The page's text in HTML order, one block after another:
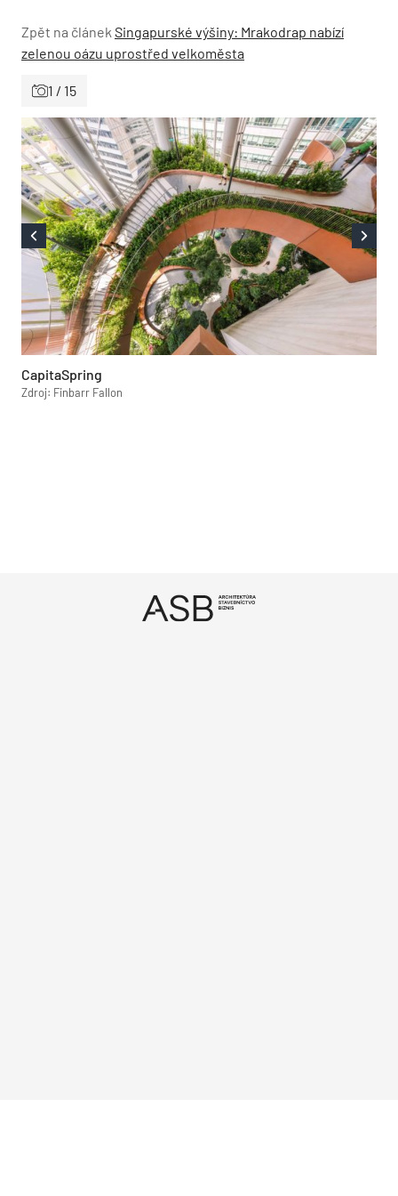
Zpět na článek Singapurské výšiny: Mrakodrap nabízí
zelenou oázu uprostřed velkoměsta
1 / 15
CapitaSpring
Zdroj: Finbarr Fallon